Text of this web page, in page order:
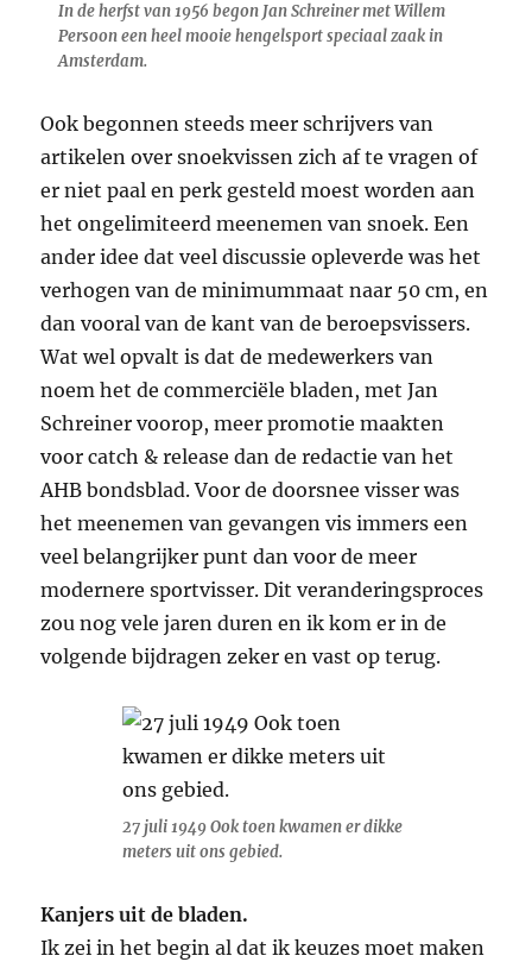
In de herfst van 1956 begon Jan Schreiner met Willem
Persoon een heel mooie hengelsport speciaal zaak in
Amsterdam.
Ook begonnen steeds meer schrijvers van
artikelen over snoekvissen zich af te vragen of
er niet paal en perk gesteld moest worden aan
het ongelimiteerd meenemen van snoek. Een
ander idee dat veel discussie opleverde was het
verhogen van de minimummaat naar 50 cm, en
dan vooral van de kant van de beroepsvissers.
Wat wel opvalt is dat de medewerkers van
noem het de commerciële bladen, met Jan
Schreiner voorop, meer promotie maakten
voor catch & release dan de redactie van het
AHB bondsblad. Voor de doorsnee visser was
het meenemen van gevangen vis immers een
veel belangrijker punt dan voor de meer
modernere sportvisser. Dit veranderingsproces
zou nog vele jaren duren en ik kom er in de
volgende bijdragen zeker en vast op terug.
27 juli 1949 Ook toen kwamen er dikke
meters uit ons gebied.
Kanjers uit de bladen.
Ik zei in het begin al dat ik keuzes moet maken